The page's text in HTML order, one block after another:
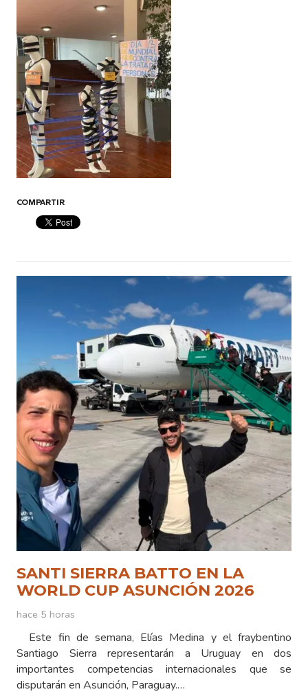
COMPARTIR
SANTI SIERRA BATTO EN LA
WORLD CUP ASUNCIÓN 2026
hace 5 horas
Este fin de semana, Elías Medina y el fraybentino
Santiago Sierra representarán a Uruguay en dos
importantes competencias internacionales que se
disputarán en Asunción, Paraguay.…